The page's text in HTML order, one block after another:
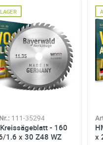
Anfrage erhoben und
Ihre Einwilligung
finden Sie in unserer
111-35294
- 160
1.6 x 30 Z48 WZ
x